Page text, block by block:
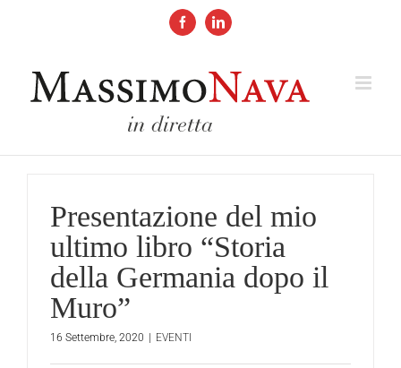
FacebookLinkedIn
Presentazione del mio
ultimo libro “Storia
della Germania dopo il
Muro”
16 Settembre, 2020 | EVENTI